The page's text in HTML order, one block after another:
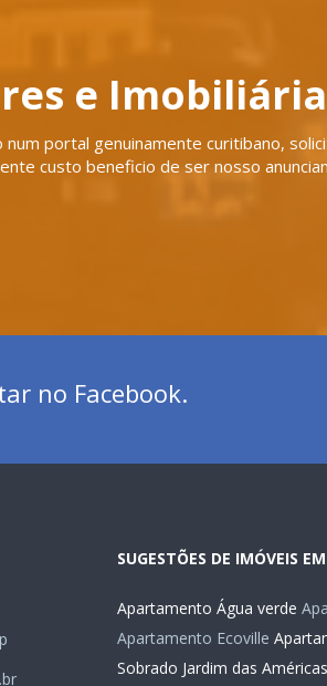
e
portal genuinamente curitibano,
custo beneficio de ser nosso
no Facebook.
SUGESTÕES DE IMÓVEIS
Apartamento Água verde
Apartamento Ecoville
Sobrado Jardim das Américas